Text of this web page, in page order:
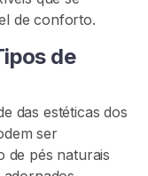
de conforto.
de
das estéticas dos
ser
de pés naturais